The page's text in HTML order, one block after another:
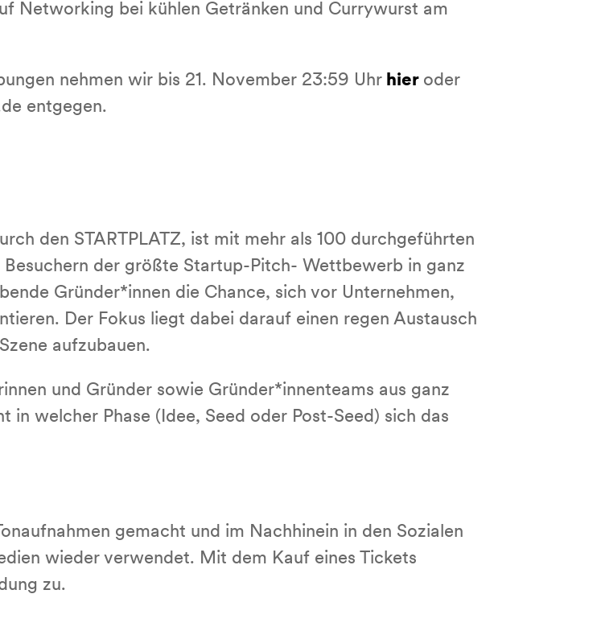
Networking bei kühlen Getränken und Currywurst am
nehmen wir bis 21. November 23:59 Uhr hier oder
entgegen.
den STARTPLATZ, ist mit mehr als 100 durchgeführten
der größte Startup-Pitch- Wettbewerb in ganz
Gründer*innen die Chance, sich vor Unternehmen,
Der Fokus liegt dabei darauf einen regen Austausch
aufzubauen.
und Gründer sowie Gründer*innenteams aus ganz
in welcher Phase (Idee, Seed oder Post-Seed) sich das
gemacht und im Nachhinein in den Sozialen
wieder verwendet. Mit dem Kauf eines Tickets
zu.